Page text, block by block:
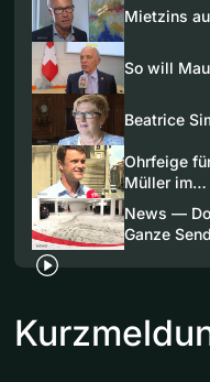
Mietzins
So will
Beatrice
Ohrfeige
Müller im…
News —
Ganze